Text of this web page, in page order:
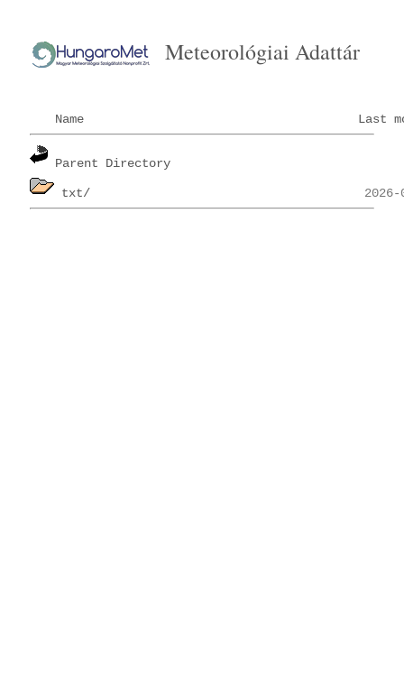
Meteorológiai Adattár
Name Last
Parent Directory
txt/